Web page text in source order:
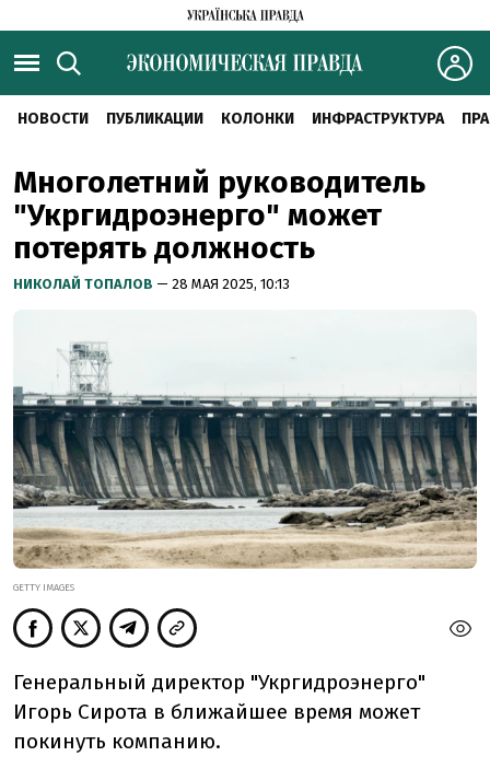
НОВОСТИ ПУБЛИКАЦИИ КОЛОНКИ ИНФРАСТРУКТУРА
Многолетний руководитель
"Укргидроэнерго" может
потерять должность
НИКОЛАЙ ТОПАЛОВ — 28 МАЯ 2025, 10:13
GETTY IMAGES
Генеральный директор "Укргидроэнерго"
Игорь Сирота в ближайшее время может
покинуть компанию.